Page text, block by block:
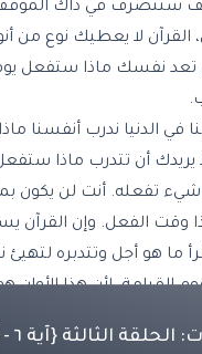
ستتصرف في ذاك
القرآن لا يعطيك نوع من
تعد نفسك ماذا ستفعل يوم
في الدنيا ندرب أنفسنا
يريدك أن تتدرب ماذا
تفعله. أنت لن يكون
وقت الفعل. وإن القرآن
ما هو أجل وتتدبره
القيامة. لأن هذا الأوان
وقت العمل أن تقوم بما
الثالثة {آية ٦ - آية ٧}